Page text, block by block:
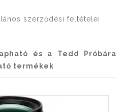
szerződési feltételei
és a Tedd Próbára
termékek